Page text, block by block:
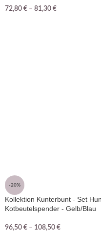
72,80 € – 81,30 €
-20%
Kollektion Kunterbunt - Set
Kotbeutelspender - Gelb/Blau
96,50 € – 108,50 €